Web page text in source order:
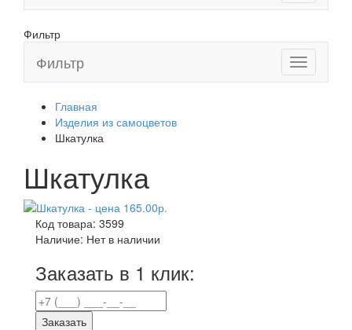
navigation
Фильтр
Toggle
navigation
Фильтр
Главная
Изделия из самоцветов
Шкатулка
Шкатулка
Код товара: 3599
Наличие: Нет в наличии
Заказать в 1 клик:
Заказать